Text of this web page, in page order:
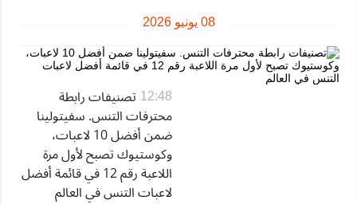
08 يونيو 2026
12:48 تصنيفات رابطة
محترفات التنس. سفيتولينا
ضمن أفضل 10 لاعبات،
وكوستيوك تصبح لأول مرة
اللاعبة رقم 12 في قائمة أفضل
لاعبات التنس في العالم